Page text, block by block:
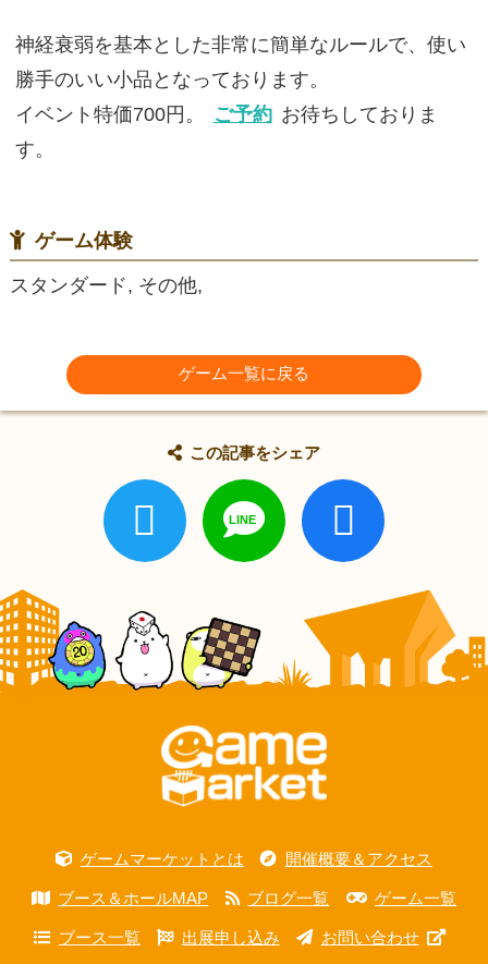
神経衰弱を基本とした非常に簡単なルールで、使い
勝手のいい小品となっております。
イベント特価700円。
ご予約 お待ちしておりま
す。
ゲーム体験
スタンダード, その他,
ゲーム一覧に戻る
この記事をシェア
ゲームマーケットとは 開催概要＆アクセス
ブース＆ホールMAP ブログ一覧 ゲーム一覧
ブース一覧 出展申し込み お問い合わせ